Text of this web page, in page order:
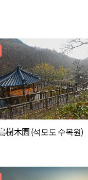
樹木園 (석모도 수목원)